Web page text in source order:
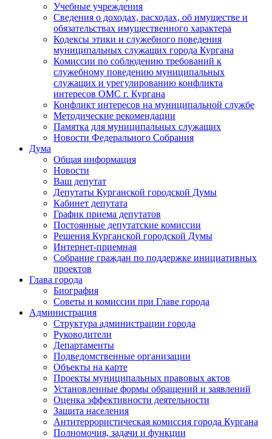
Учебные учреждения
Сведения о доходах, расходах, об имуществе и
обязательствах имущественного характера
Кодексы этики и служебного поведения
муниципальных служащих города Кургана
Комиссии по соблюдению требований к
служебному поведению муниципальных
служащих и урегулированию конфликта
интересов ОМС г. Кургана
Конфликт интересов на муниципальной службе
Методические рекомендации
Памятка для муниципальных служащих
Новости Федерального Cобрания
Дума
Общая информация
Новости
Ваш депутат
Депутаты Курганской городской Думы
Кабинет депутата
График приема депутатов
Постоянные депутатские комиссии
Решения Курганской городской Думы
Интернет-приемная
Собрание граждан по поддержке инициативных
проектов
Глава города
Биография
Советы и комиссии при Главе города
Администрация
Структура администрации города
Руководители
Департаменты
Подведомственные организации
Объекты на карте
Проекты муниципальных правовых актов
Установленные формы обращений и заявлений
Оценка эффективности деятельности
Защита населения
Антитеррористическая комиссия города Кургана
Полномочия, задачи и функции